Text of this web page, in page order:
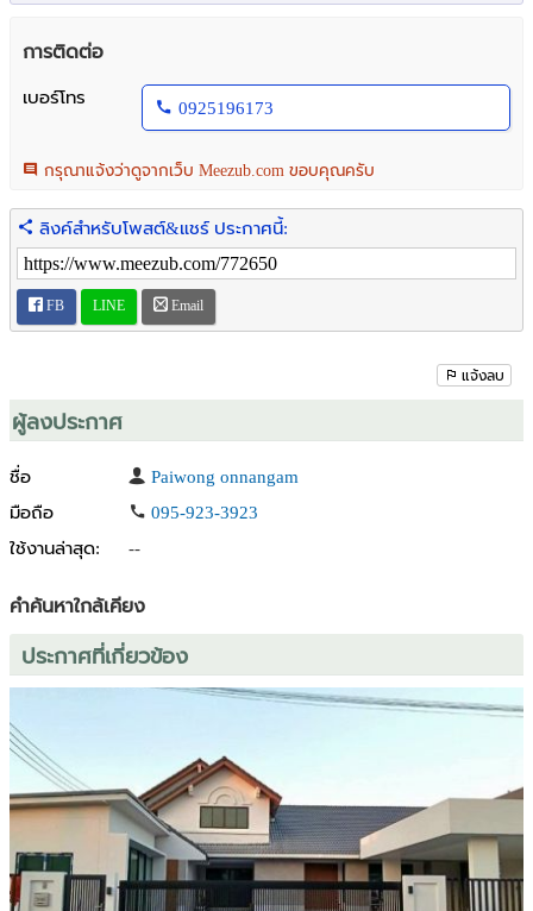
- ที่ตั้ง 432/39 มบ.พฤกษาดีไลท์เดอะลอฟ์ท รังสิต หมู่ที่ 4 ต.หลักหก
- บรรยากาศร่มรื่น เงียบสงบ มีที่จอดรถหน้าบ้าน และ ข้างบ้าน พร้อมเข้า
- พื้นที่ทุกตารางนิ้วสามารถนำมาใช้ประโยชน์ได้สูงสุด
- ใกล้แหล่งอำนวยความสะดวก อาทิ ห้างสรรพสินค้า โรงเรียน โรง
- เหมาะสำหรับนักลงทุน ซื้อไว้เก็งกำไร, ปล่อยเช่า หรืออยู่อาศัยเอง
สถานที่/บริเวณใกล้เคียง
- มหาวิทยาลัยรังสิต 6.6 กม.
- แม็คโคร รังสิต 7.3 กม.
- เซียร์ รังสิต 11.1 กม.
ราคาขาย : 4,000,000 บาท
พิกัดที่ดิน
ท่านใดสนใจเป็นเจ้าของ โทร. 094-1799986, 064-9048240
Facebook : Paiwong Onnangam
ID Line : pwsc9 สามารถดูทรัพย์สินอื่นๆ
การติดต่อ
เบอร์โทร
0925196173
กรุณาแจ้งว่าดูจากเว็บ Meezub.com ขอบคุณครับ
ลิงค์สำหรับโพสต์&แชร์ ประกาศนี้:
FB LINE Email
แจ้งลบ
ผู้ลงประกาศ
ชื่อ
Paiwong onnangam
มือถือ
095-923-3923
ใช้งานล่าสุด:
--
คำค้นหาใกล้เคียง
ประกาศที่เกี่ยวข้อง